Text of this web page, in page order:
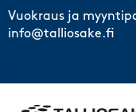
Skip to content
Vuokraus ja
info@talliosake.fi